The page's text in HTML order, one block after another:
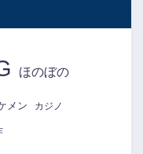
ほのぼの
メン カジノ